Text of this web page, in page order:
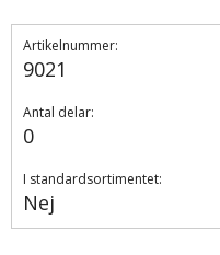
Artikelnummer:
9021
Antal delar:
0
I standardsortimentet:
Nej